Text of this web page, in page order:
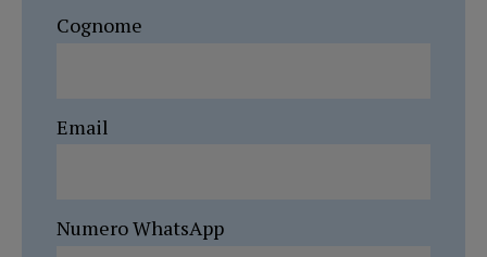
Cognome
Email
Numero WhatsApp